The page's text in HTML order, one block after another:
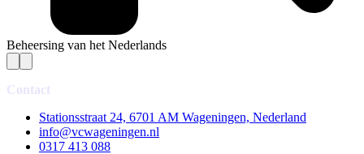
Beheersing van het Nederlands
Contact
Stationsstraat 24, 6701 AM Wageningen, Nederland
info@vcwageningen.nl
0317 413 088